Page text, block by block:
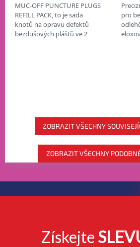
MUC-OFF PUNCTURE PLUGS
REFILL PACK, to je sada
knotů na opravu defektů
bezdušových plášťů ve 2
pro
ZOBRAZIT VŠECHNY
ZOBRAZIT VŠECHNY
Získejte